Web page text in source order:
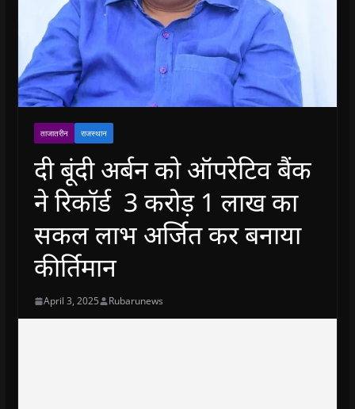
ताजातरीन राजस्थान
दी बूंदी अर्बन को ऑपरेटिव बैंक
ने रिकॉर्ड 3 करोड़ 1 लाख का
सकल लाभ अर्जित कर बनाया
कीर्तिमान
April 3, 2025 Rubarunews